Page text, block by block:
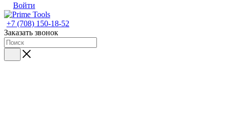
Войти
+7 (708) 150-18-52
Заказать звонок